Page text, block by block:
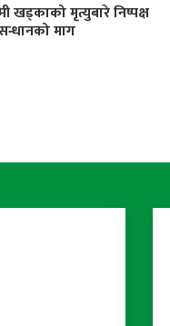
खड्काको मृत्युबारे निष्पक्ष
माग